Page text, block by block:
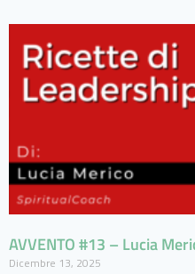
AVVENTO #13 – Lucia
Dicembre 13, 2025